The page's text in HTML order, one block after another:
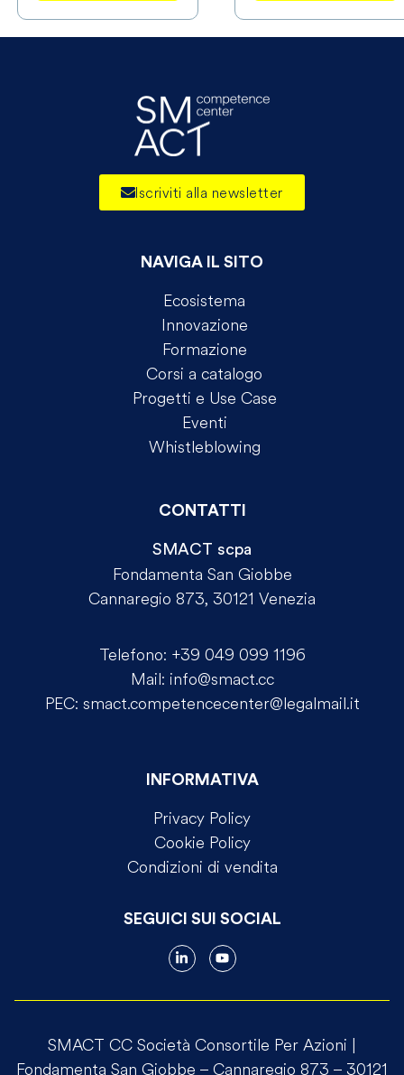
Iscriviti alla newsletter
NAVIGA IL SITO
Ecosistema
Innovazione
Formazione
Corsi a catalogo
Progetti e Use Case
Eventi
Whistleblowing
CONTATTI
SMACT scpa
Fondamenta San Giobbe
Cannaregio 873, 30121 Venezia
Telefono: +39 049 099 1196
Mail: info@smact.cc
PEC: smact.competencecenter@legalmail.it
INFORMATIVA
Privacy Policy
Cookie Policy
Condizioni di vendita
SEGUICI SUI SOCIAL
SMACT CC Società Consortile Per Azioni |
Fondamenta San Giobbe – Cannaregio 873 – 30121